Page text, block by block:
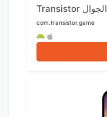
Transistor الجوال
com.transistor.game